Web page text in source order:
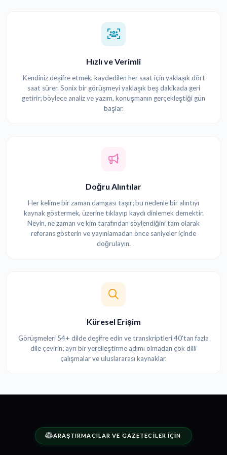
Hızlı ve Verimli
Kendiniz deşifre etmek, kaydedilen her saat için yaklaşık dört
saat sürer. Sonix bir görüşmeyi yaklaşık beş dakikada geri
getirir; böylece analiz ve yazım, konuşmanın gerçekleştiği gün
başlar.
Doğru Alıntılar
Her kelime bir zaman damgası taşır; bu nedenle bir alıntıyı
kaynak göstermek, üzerine tıklayıp kaydı dinlemek demektir.
Neyin, ne zaman ve kim tarafından söylendiğini tam olarak
referans gösterin ve yayınlamadan önce saniyeler içinde
doğrulayın.
Küresel Erişim
Görüşmeleri 54+ dilde deşifre edin ve transkriptleri 40'tan fazla
dile çevirin; ayrı bir yerelleştirme adımı olmadan çok dilli
çalışmalar ve uluslararası kaynaklar.
ARAŞTIRMACILAR VE GAZETECILER IÇIN